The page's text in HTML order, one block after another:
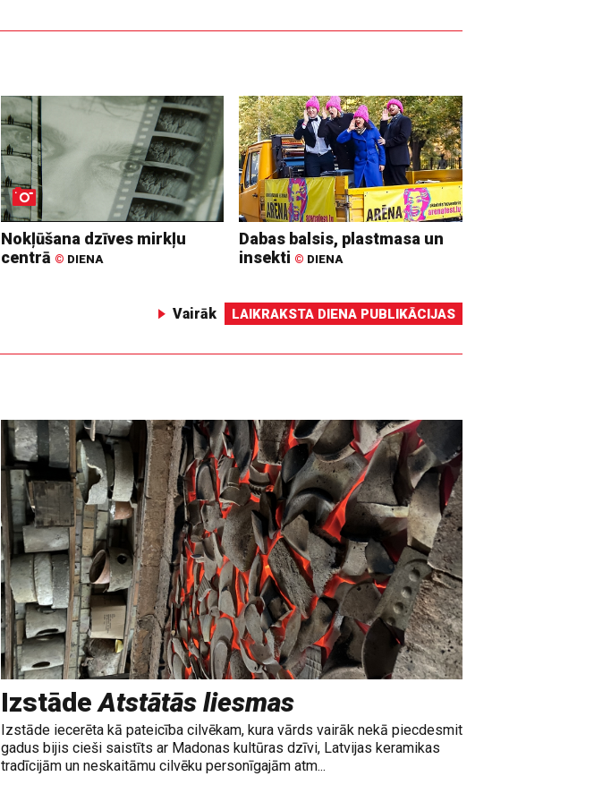
Nokļūšana dzīves mirkļu
centrā © DIENA
Dabas balsis, plastmasa un
insekti © DIENA
Vairāk LAIKRAKSTA DIENA PUBLIKĀCIJAS
IzstādeAtstātās liesmas
Izstāde iecerēta kā pateicība cilvēkam, kura vārds vairāk nekā piecdesmit
gadus bijis cieši saistīts ar Madonas kultūras dzīvi, Latvijas keramikas
tradīcijām un neskaitāmu cilvēku personīgajām atm...